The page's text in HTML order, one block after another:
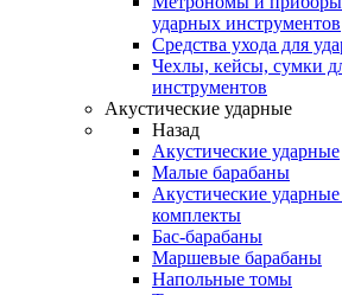
ударных инструментов
Средства ухода для
Чехлы, кейсы, сумки
инструментов
Акустические ударные
Назад
Акустические ударные
Mалые барабаны
Акустические
комплекты
Бас-барабаны
Маршевые барабаны
Напольные томы